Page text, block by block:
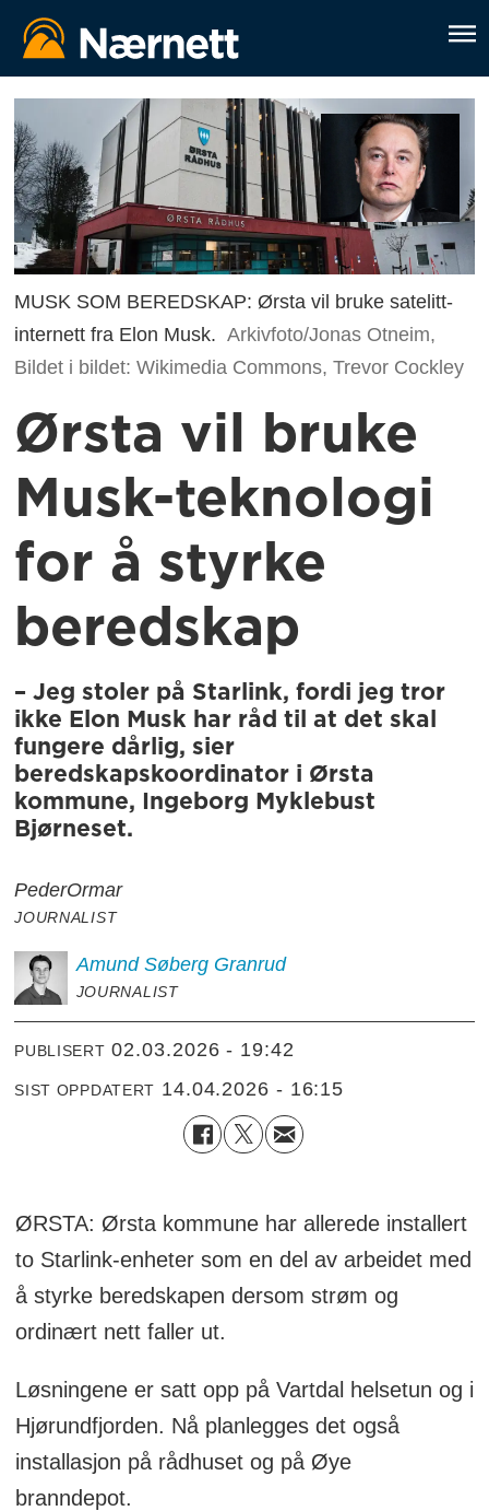
MUSK SOM BEREDSKAP: Ørsta vil bruke satelitt-
internett fra Elon Musk. Arkivfoto/Jonas Otneim,
Bildet i bildet: Wikimedia Commons, Trevor Cockley
Ørsta vil bruke
Musk-teknologi
for å styrke
beredskap
– Jeg stoler på Starlink, fordi jeg tror
ikke Elon Musk har råd til at det skal
fungere dårlig, sier
beredskapskoordinator i Ørsta
kommune, Ingeborg Myklebust
Bjørneset.
PederOrmar
JOURNALIST
Amund Søberg Granrud
JOURNALIST
PUBLISERT 02.03.2026 - 19:42
SIST OPPDATERT 14.04.2026 - 16:15
ØRSTA: Ørsta kommune har allerede installert
to Starlink-enheter som en del av arbeidet med
å styrke beredskapen dersom strøm og
ordinært nett faller ut.
Løsningene er satt opp på Vartdal helsetun og i
Hjørundfjorden. Nå planlegges det også
installasjon på rådhuset og på Øye
branndepot.